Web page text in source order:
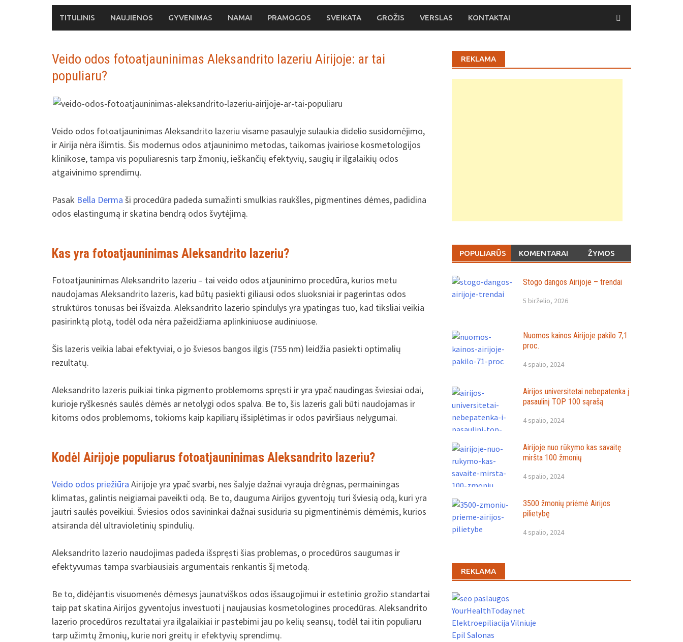
TITULINIS NAUJIENOS GYVENIMAS NAMAI PRAMOGOS SVEIKATA GROŽIS VERSLAS KONTAKTAI
Veido odos fotoatjauninimas Aleksandrito lazeriu Airijoje: ar tai
populiaru?
Veido odos fotoatjauninimas Aleksandrito lazeriu visame pasaulyje sulaukia didelio susidomėjimo,
ir Airija nėra išimtis. Šis modernus odos atjauninimo metodas, taikomas įvairiose kosmetologijos
klinikose, tampa vis populiaresnis tarp žmonių, ieškančių efektyvių, saugių ir ilgalaikių odos
atgaivinimo sprendimų.
Pasak Bella Derma ši procedūra padeda sumažinti smulkias raukšles, pigmentines dėmes, padidina
odos elastingumą ir skatina bendrą odos švytėjimą.
Kas yra fotoatjauninimas Aleksandrito lazeriu?
Fotoatjauninimas Aleksandrito lazeriu – tai veido odos atjauninimo procedūra, kurios metu
naudojamas Aleksandrito lazeris, kad būtų pasiekti giliausi odos sluoksniai ir pagerintas odos
struktūros tonusas bei išvaizda. Aleksandrito lazerio spindulys yra ypatingas tuo, kad tiksliai veikia
pasirinktą plotą, todėl oda nėra pažeidžiama aplinkiniuose audiniuose.
Šis lazeris veikia labai efektyviai, o jo šviesos bangos ilgis (755 nm) leidžia pasiekti optimalių
rezultatų.
Aleksandrito lazeris puikiai tinka pigmento problemoms spręsti ir yra ypač naudingas šviesiai odai,
kurioje ryškesnės saulės dėmės ar netolygi odos spalva. Be to, šis lazeris gali būti naudojamas ir
kitoms odos problemoms, tokioms kaip kapiliarų išsiplėtimas ir odos paviršiaus nelygumai.
Kodėl Airijoje populiarus fotoatjauninimas Aleksandrito lazeriu?
Veido odos priežiūra Airijoje yra ypač svarbi, nes šalyje dažnai vyrauja drėgnas, permainingas
klimatas, galintis neigiamai paveikti odą. Be to, dauguma Airijos gyventojų turi šviesią odą, kuri yra
jautri saulės poveikiui. Šviesios odos savininkai dažnai susiduria su pigmentinėmis dėmėmis, kurios
atsiranda dėl ultravioletinių spindulių.
Aleksandrito lazerio naudojimas padeda išspręsti šias problemas, o procedūros saugumas ir
efektyvumas tampa svarbiausiais argumentais renkantis šį metodą.
Be to, didėjantis visuomenės dėmesys jaunatviškos odos išsaugojimui ir estetinio grožio standartai
taip pat skatina Airijos gyventojus investuoti į naujausias kosmetologines procedūras. Aleksandrito
lazerio procedūros rezultatai yra ilgalaikiai ir pastebimi jau po kelių seansų, todėl tai itin populiaru
tarp užimtų žmonių, kurie nori greitų ir efektyvių sprendimų.
REKLAMA
POPULIARŪS KOMENTARAI ŽYMOS
Stogo dangos Airijoje – trendai
5 birželio, 2026
Nuomos kainos Airijoje pakilo 7,1
proc.
4 spalio, 2024
Airijos universitetai nebepatenka į
pasaulinį TOP 100 sąrašą
4 spalio, 2024
Airijoje nuo rūkymo kas savaitę
miršta 100 žmonių
4 spalio, 2024
3500 žmonių priėmė Airijos
pilietybę
4 spalio, 2024
REKLAMA
YourHealthToday.net
Elektroepiliacija Vilniuje
Epil Salonas